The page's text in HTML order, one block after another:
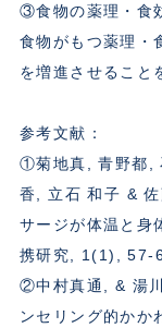
③食物の薬理・食
食物がもつ薬理・
を増進させること
参考文献：
①菊地真, 青野都,
香, 立石 和子 &
サージが体温と身
携研究, 1(1), 57-
②中村真通, & 湯
ンセリング的かか